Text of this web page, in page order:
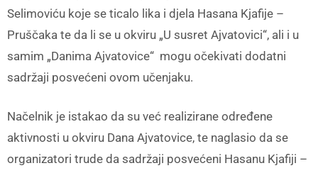
Selimoviću koje se ticalo lika i djela Hasana Kjafije –
Pruščaka te da li se u okviru „U susret Ajvatovici“, ali i u
samim „Danima Ajvatovice“ mogu očekivati dodatni
sadržaji posvećeni ovom učenjaku.
Načelnik je istakao da su već realizirane određene
aktivnosti u okviru Dana Ajvatovice, te naglasio da se
organizatori trude da sadržaji posvećeni Hasanu Kjafiji –